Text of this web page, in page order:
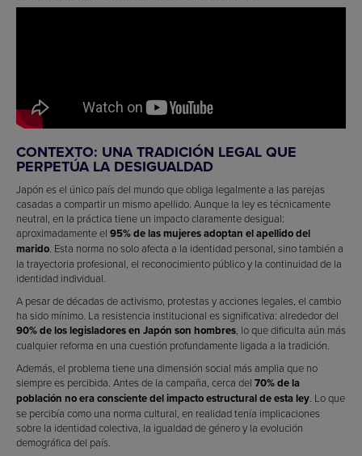
CONTEXTO: UNA TRADICIÓN LEGAL QUE
PERPETÚA LA DESIGUALDAD
Japón es el único país del mundo que obliga legalmente a las parejas
casadas a compartir un mismo apellido. Aunque la ley es técnicamente
neutral, en la práctica tiene un impacto claramente desigual:
aproximadamente el 95% de las mujeres adoptan el apellido del
marido. Esta norma no solo afecta a la identidad personal, sino también a
la trayectoria profesional, el reconocimiento público y la continuidad de la
identidad individual.
A pesar de décadas de activismo, protestas y acciones legales, el cambio
ha sido mínimo. La resistencia institucional es significativa: alrededor del
90% de los legisladores en Japón son hombres, lo que dificulta aún más
cualquier reforma en una cuestión profundamente ligada a la tradición.
Además, el problema tiene una dimensión social más amplia que no
siempre es percibida. Antes de la campaña, cerca del 70% de la
población no era consciente del impacto estructural de esta ley. Lo que
se percibía como una norma cultural, en realidad tenía implicaciones
sobre la identidad colectiva, la igualdad de género y la evolución
demográfica del país.